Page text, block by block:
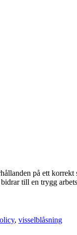
på ett
till en trygg
, visselblåsning